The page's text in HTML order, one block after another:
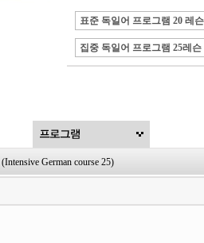
표준 독일어 프로그램 20 레슨
집중 독일어 프로그램 25레슨
German course 25)